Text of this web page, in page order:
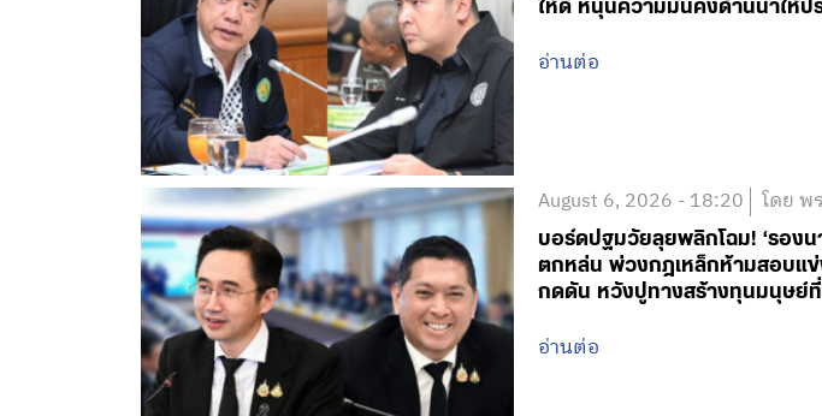
ให้ดี หนุนความมั่นคงด้านน้ำให้ป
อ่านต่อ
August 6, 2026 - 18:20 โดย พ
บอร์ดปฐมวัยลุยพลิกโฉม! ‘รองน
ตกหล่น พ่วงกฎเหล็กห้ามสอบแข่ง
กดดัน หวังปูทางสร้างทุนมนุษย์
อ่านต่อ